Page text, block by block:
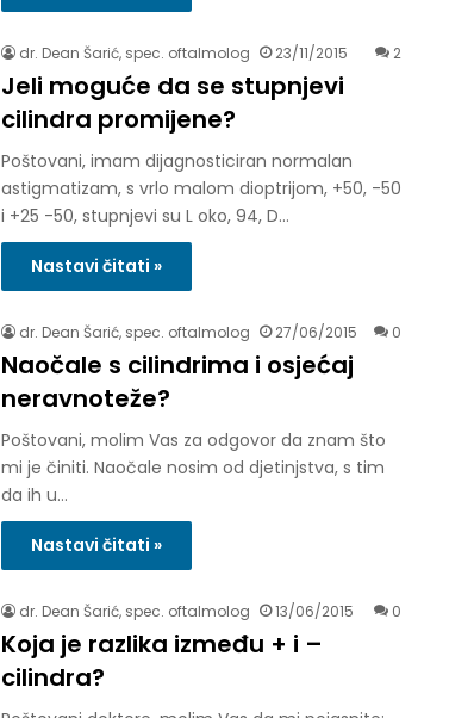
dr. Dean Šarić, spec. oftalmolog 23/11/2015 2
Jeli moguće da se stupnjevi
cilindra promijene?
Poštovani, imam dijagnosticiran normalan
astigmatizam, s vrlo malom dioptrijom, +50, -50
i +25 -50, stupnjevi su L oko, 94, D…
Nastavi čitati »
dr. Dean Šarić, spec. oftalmolog 27/06/2015 0
Naočale s cilindrima i osjećaj
neravnoteže?
Poštovani, molim Vas za odgovor da znam što
mi je činiti. Naočale nosim od djetinjstva, s tim
da ih u…
Nastavi čitati »
dr. Dean Šarić, spec. oftalmolog 13/06/2015 0
Koja je razlika između + i –
cilindra?